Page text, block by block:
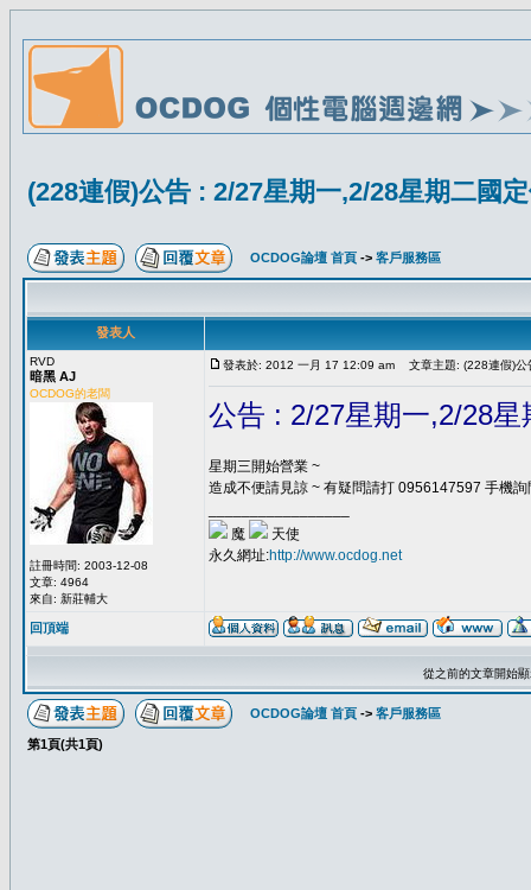
(228連假)公告 : 2/27星期一,2/28星期二國
OCDOG論壇 首頁 -> 客戶服務區
發表人
RVD
暗黑 AJ
OCDOG的老闆
註冊時間: 2003-12-08
文章: 4964
來自: 新莊輔大
發表於: 2012 一月 17 12:09 am 文章主題: (228連假)公
公告 : 2/27星期一,2/28
星期三開始營業 ~
造成不便請見諒 ~ 有疑問請打 0956147597 手機
魔
天使
永久網址:http://www.ocdog.net
回頂端
從之前的文章開始
OCDOG論壇 首頁 -> 客戶服務區
第1頁(共1頁)